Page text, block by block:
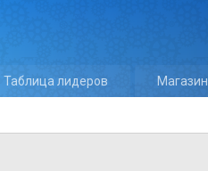
Таблица лидеров Магазин